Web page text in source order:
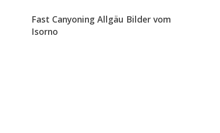
Fast Canyoning Allgäu Bilder vom
Isorno